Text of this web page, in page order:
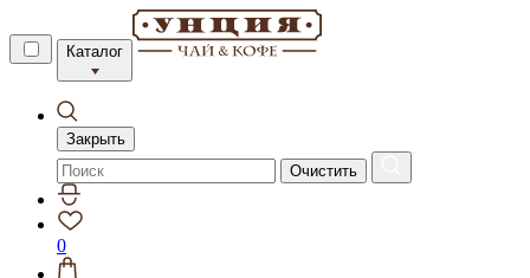
Каталог
Закрыть
Очистить
0